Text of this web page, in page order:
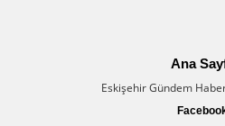
Ana
Eskişehir Gündem